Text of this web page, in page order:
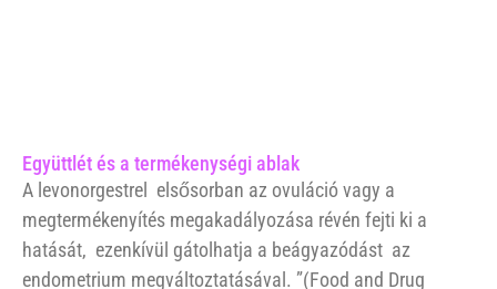
Együttlét és a termékenységi ablak
A levonorgestrel elsősorban az ovuláció vagy a
megtermékenyítés megakadályozása révén fejti ki a
hatását, ezenkívül gátolhatja a beágyazódást az
endometrium megváltoztatásával. ”(Food and Drug